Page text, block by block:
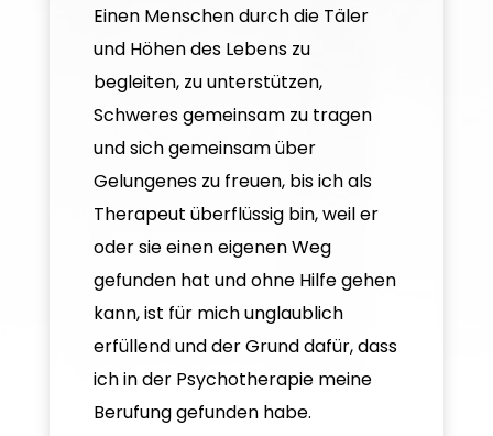
Einen Menschen durch die Täler
und Höhen des Lebens zu
begleiten, zu unterstützen,
Schweres gemeinsam zu tragen
und sich gemeinsam über
Gelungenes zu freuen, bis ich als
Therapeut überflüssig bin, weil er
oder sie einen eigenen Weg
gefunden hat und ohne Hilfe gehen
kann, ist für mich unglaublich
erfüllend und der Grund dafür, dass
ich in der Psychotherapie meine
Berufung gefunden habe.